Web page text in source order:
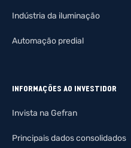
Indústria da iluminação
Automação predial
INFORMAÇÕES AO INVESTIDOR
Invista na Gefran
Principais dados consolidados